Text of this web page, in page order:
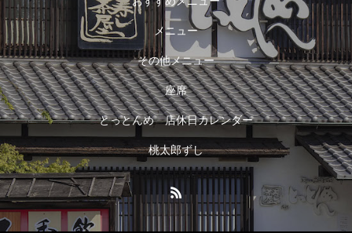
メニュー
その他メニュー
座席
とっとんめ 店休日カレンダー
桃太郎ずし